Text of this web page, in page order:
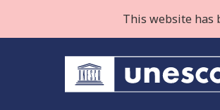
This website has